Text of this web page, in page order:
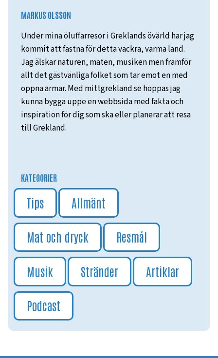
MARKUS OLSSON
Under mina öluffarresor i Greklands övärld har jag
kommit att fastna för detta vackra, varma land.
Jag älskar naturen, maten, musiken men framför
allt det gästvänliga folket som tar emot en med
öppna armar. Med mittgrekland.se hoppas jag
kunna bygga uppe en webbsida med fakta och
inspiration för dig som ska eller planerar att resa
till Grekland.
KATEGORIER
Tips Allmänt
Mat och dryck Resmål
Musik Stränder Artiklar
Podcast